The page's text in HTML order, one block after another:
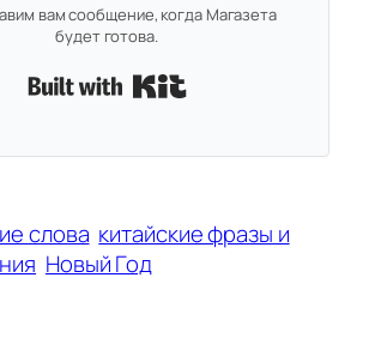
вам сообщение, когда Магазета
будет готова.
слова китайские фразы и
Новый Год